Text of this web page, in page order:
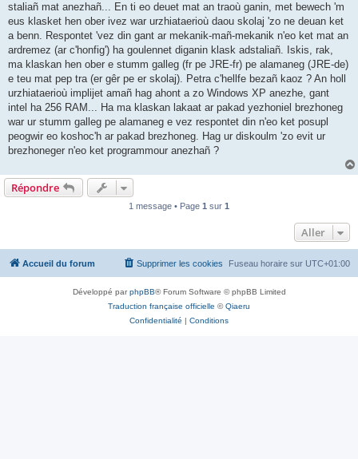
a
g
staliañ mat anezhañ... En ti eo deuet mat an traoù ganin, met bewech 'm
eus klasket hen ober ivez war urzhiataerioù daou skolaj 'zo ne deuan ket
a benn. Respontet 'vez din gant ar mekanik-mañ-mekanik n'eo ket mat an
ardremez (ar c'honfig') ha goulennet diganin klask adstaliañ. Iskis, rak,
ma klaskan hen ober e stumm galleg (fr pe JRE-fr) pe alamaneg (JRE-de)
e teu mat pep tra (er gêr pe er skolaj). Petra c'hellfe bezañ kaoz ? An holl
urzhiataerioù implijet amañ hag ahont a zo Windows XP anezhe, gant
intel ha 256 RAM... Ha ma klaskan lakaat ar pakad yezhoniel brezhoneg
war ur stumm galleg pe alamaneg e vez respontet din n'eo ket posupl
peogwir eo koshoc'h ar pakad brezhoneg. Hag ur diskoulm 'zo evit ur
brezhoneger n'eo ket programmour anezhañ ?
Répondre
1 message • Page 1 sur 1
Aller
Accueil du forum Fuseau horaire sur UTC+01:00
Supprimer les cookies
Développé parphpBB® Forum Software © phpBB Limited
Traduction française officielle ©Qiaeru
Confidentialité | Conditions